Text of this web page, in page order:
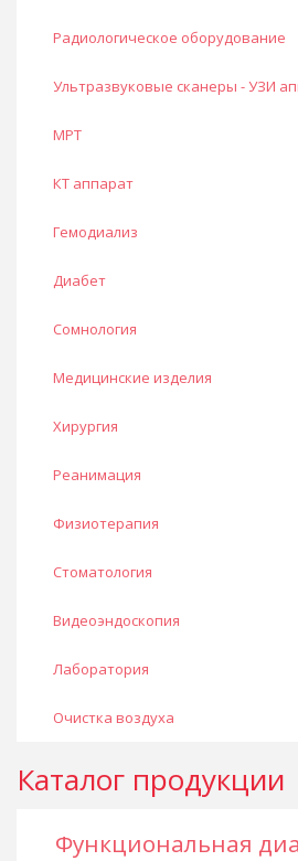
Радиологическое оборудование
Ультразвуковые сканеры - УЗИ
МРТ
КТ аппарат
Гемодиализ
Диабет
Сомнология
Медицинские изделия
Хирургия
Реанимация
Физиотерапия
Стоматология
Видеоэндоскопия
Лаборатория
Очистка воздуха
Каталог продукции
Функциональная